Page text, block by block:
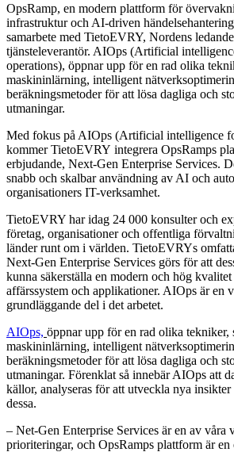
OpsRamp, en modern plattform för
infrastruktur och AI-driven
samarbete med TietoEVRY, Nordens
tjänsteleverantör. AIOps (Artificial
operations), öppnar upp för en rad olika
maskininlärning, intelligent
beräkningsmetoder för att lösa dagliga och
utmaningar.
Med fokus på AIOps (Artificial intelligence
kommer TietoEVRY integrera OpsRamps
erbjudande, Next-Gen Enterprise Services.
snabb och skalbar användning av AI och
organisationers IT-verksamhet.
TietoEVRY har idag 24 000 konsulter och
företag, organisationer och offentliga
länder runt om i världen. TietoEVRYs
Next-Gen Enterprise Services görs för att
kunna säkerställa en modern och hög
affärssystem och applikationer. AIOps är en
grundläggande del i det arbetet.
AIOps, öppnar upp för en rad olika tekniker,
maskininlärning, intelligent
beräkningsmetoder för att lösa dagliga och
utmaningar. Förenklat så innebär AIOps att
källor, analyseras för att utveckla nya insikter
dessa.
– Net-Gen Enterprise Services är en av våra
prioriteringar, och OpsRamps plattform är en